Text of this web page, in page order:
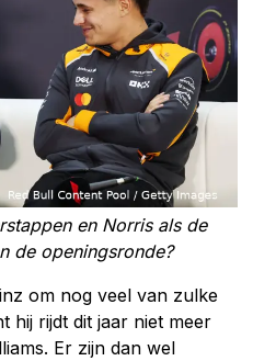
en Norris als de
de openingsronde?
om nog veel van zulke
hij rijdt dit jaar niet meer
Er zijn dan wel